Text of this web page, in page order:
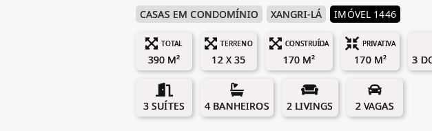
CASAS EM CONDOMÍNIO XANGRI-LÁ IMÓVEL 1446
TOTAL
390 M²
TERRENO
12 X 35
CONSTRUÍDA
170 M²
PRIVATIVA
170 M² 3
3 SUÍTES 4 BANHEIROS 2 LIVINGS 2 VAGAS